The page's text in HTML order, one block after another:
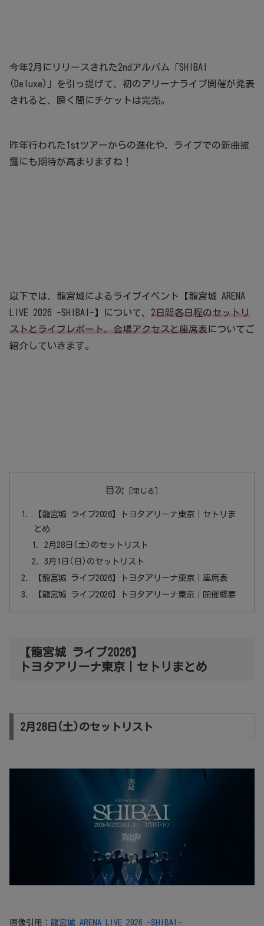
今年2月にリリースされた2ndアルバム「SHIBAI
(Deluxe)」を引っ提げて、初のアリーナライブ開催が発表
されると、瞬く間にチケットは完売。
昨年行われた1stツアーからの進化や、ライブでの新曲披
露にも期待が高まりますね！
以下では、龍宮城によるライブイベント【龍宮城 ARENA
LIVE 2026 -SHIBAI-】について、 2日間各日程のセットリ
ストとライブレポート、会場アクセスと座席表についてご
紹介していきます。
目次
【龍宮城 ライブ2026】トヨタアリーナ東京｜セトリま
とめ
2月28日(土)のセットリスト
3月1日(日)のセットリスト
【龍宮城 ライブ2026】トヨタアリーナ東京｜座席表
【龍宮城 ライブ2026】トヨタアリーナ東京｜開催概要
【龍宮城 ライブ2026】
トヨタアリーナ東京｜セトリまとめ
2月28日(土)のセットリスト
画像引用： 龍宮城 ARENA LIVE 2026 -SHIBAI-